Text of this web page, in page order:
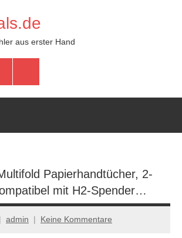
aus erster Hand
Papierhandtücher, 2-
mit H2-Spender…
admin Keine Kommentare